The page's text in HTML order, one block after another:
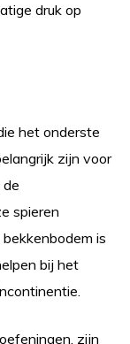
druk op
het onderste
zijn voor
spieren
is
bij het
zijn